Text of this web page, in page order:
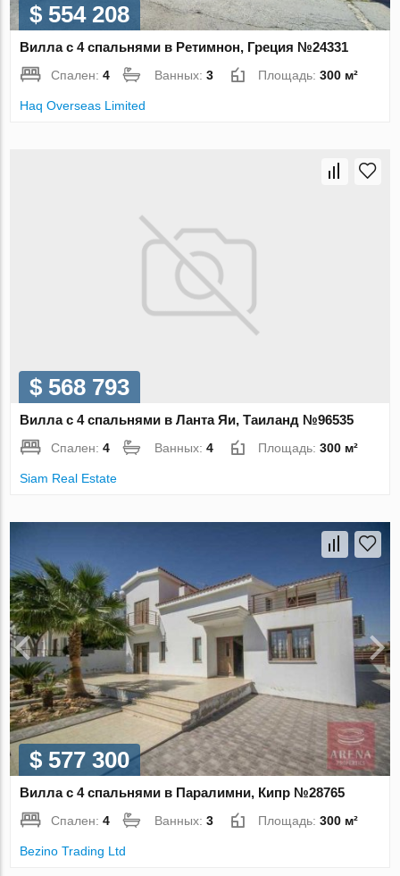
$ 554 208
Вилла с 4 спальнями в Ретимнон, Греция №24331
Спален:4 Ванных:3 Площадь:300 м²
Haq Overseas Limited
$ 568 793
Вилла с 4 спальнями в Ланта Яи, Таиланд №96535
Спален:4 Ванных:4 Площадь:300 м²
Siam Real Estate
$ 577 300
Вилла с 4 спальнями в Паралимни, Кипр №28765
Спален:4 Ванных:3 Площадь:300 м²
Bezino Trading Ltd